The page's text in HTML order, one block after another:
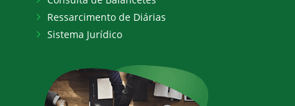
Ressarcimento de Diárias
Sistema Jurídico